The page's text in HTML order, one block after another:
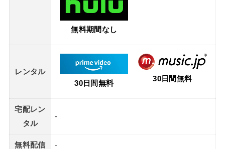
無料期間なし
レンタル
30日間無料
30日間無料
宅配レン
タル
-
無料配信 -